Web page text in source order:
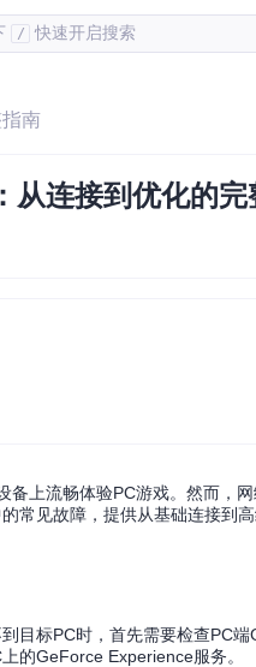
/ 快速开启搜索
南
连接到优化的完
上流畅体验PC游戏。然而，
常见故障，提供从基础连接到
目标PC时，首先需要检查PC
的GeForce Experience服务。